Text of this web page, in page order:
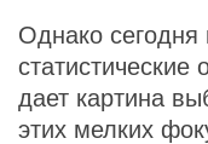
Однако
статистические
дает картина
этих мелких